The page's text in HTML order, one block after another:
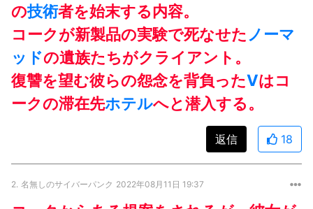
の技術者を始末する内容。
コークが新製品の実験で死なせた ノーマ
ッドの遺族たちがクライアント。
復讐を望む彼らの怨念を背負ったVはコ
ークの滞在先ホテルへと潜入する。
返信 18
2. 名無しのサイバーパンク 2022年08月11日 19:37